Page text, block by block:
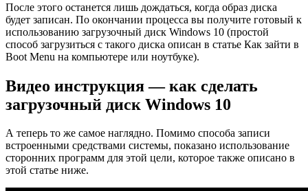
После этого останется лишь дождаться, когда образ диска
будет записан. По окончании процесса вы получите готовый к
использованию загрузочный диск Windows 10 (простой
способ загрузиться с такого диска описан в статье Как зайти в
Boot Menu на компьютере или ноутбуке).
Видео инструкция — как сделать
загрузочный диск Windows 10
А теперь то же самое наглядно. Помимо способа записи
встроенными средствами системы, показано использование
сторонних программ для этой цели, которое также описано в
этой статье ниже.